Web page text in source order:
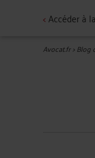
<Accéder à
Avocat.fr>Blog